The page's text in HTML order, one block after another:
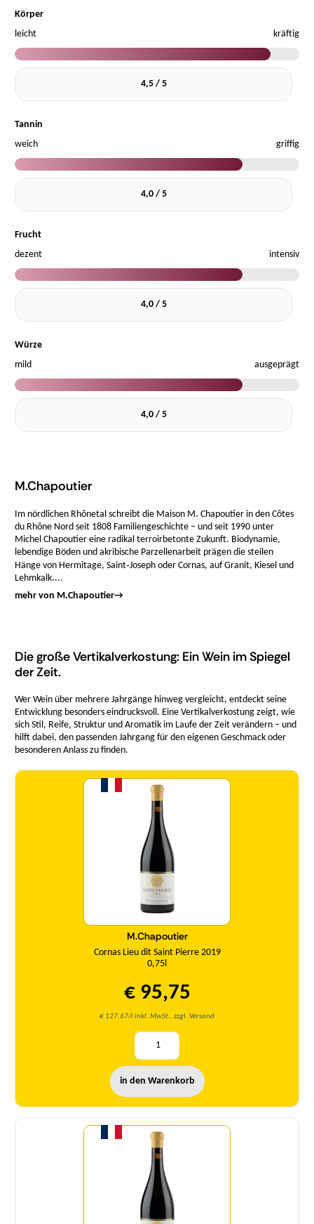
Körper
leicht
kräftig
4,5 / 5
Tannin
weich
griffig
4,0 / 5
Frucht
dezent
intensiv
4,0 / 5
Würze
mild
ausgeprägt
4,0 / 5
M.Chapoutier
Im nördlichen Rhônetal schreibt die Maison M. Chapoutier in den Côtes
du Rhône Nord seit 1808 Familiengeschichte – und seit 1990 unter
Michel Chapoutier eine radikal terroirbetonte Zukunft. Biodynamie,
lebendige Böden und akribische Parzellenarbeit prägen die steilen
Hänge von Hermitage, Saint‑Joseph oder Cornas, auf Granit, Kiesel und
Lehmkalk....
mehr von M.Chapoutier→
Die große Vertikalverkostung: Ein Wein im Spiegel
der Zeit.
Wer Wein über mehrere Jahrgänge hinweg vergleicht, entdeckt seine
Entwicklung besonders eindrucksvoll. Eine Vertikalverkostung zeigt, wie
sich Stil, Reife, Struktur und Aromatik im Laufe der Zeit verändern – und
hilft dabei, den passenden Jahrgang für den eigenen Geschmack oder
besonderen Anlass zu finden.
M.Chapoutier
Cornas Lieu dit Saint Pierre 2019
0,75l
€ 95,75
€ 127,67/l inkl. MwSt., zzgl. Versand
Menge
in den Warenkorb
Menge